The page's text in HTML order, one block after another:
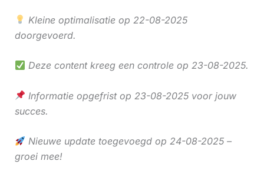
Kleine optimalisatie op 22-08-2025
doorgevoerd.
Deze content kreeg een controle op 23-08-2025.
Informatie opgefrist op 23-08-2025 voor jouw
succes.
Nieuwe update toegevoegd op 24-08-2025 –
groei mee!